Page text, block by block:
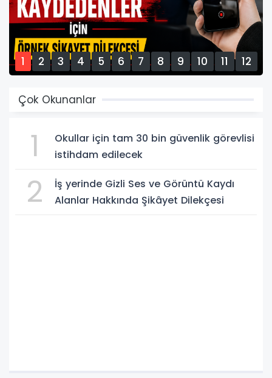
1 2 3 4 5 6 7 8 9 10 11
12
Çok Okunanlar
1
Okullar için tam 30 bin güvenlik görevlisi
istihdam edilecek
2
İş yerinde Gizli Ses ve Görüntü Kaydı
Alanlar Hakkında Şikâyet Dilekçesi